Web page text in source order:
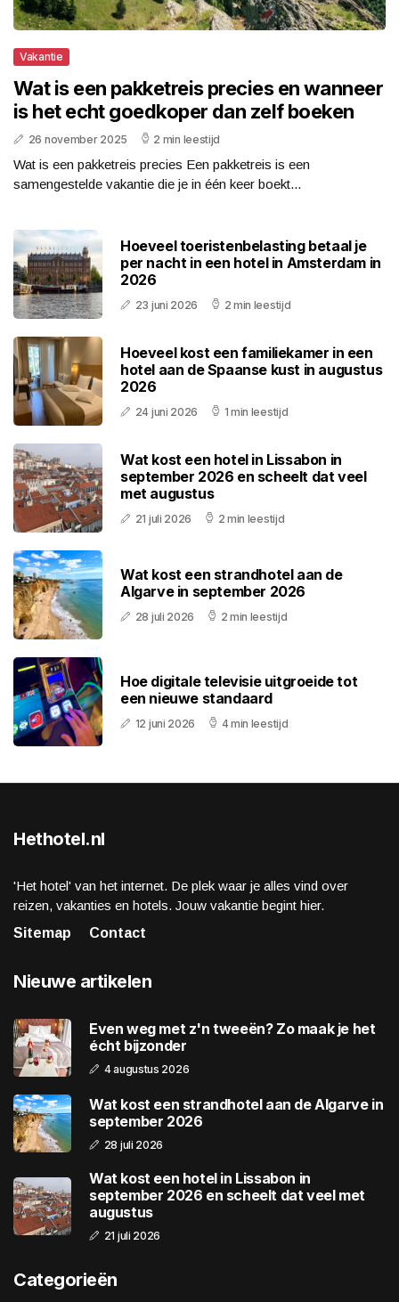
Vakantie
Wat is een pakketreis precies en wanneer
is het echt goedkoper dan zelf boeken
26 november 2025 2 min leestijd
Wat is een pakketreis precies Een pakketreis is een
samengestelde vakantie die je in één keer boekt...
Hoeveel toeristenbelasting betaal je
per nacht in een hotel in Amsterdam in
2026
23 juni 2026 2 min leestijd
Hoeveel kost een familiekamer in een
hotel aan de Spaanse kust in augustus
2026
24 juni 2026 1 min leestijd
Wat kost een hotel in Lissabon in
september 2026 en scheelt dat veel
met augustus
21 juli 2026 2 min leestijd
Wat kost een strandhotel aan de
Algarve in september 2026
28 juli 2026 2 min leestijd
Hoe digitale televisie uitgroeide tot
een nieuwe standaard
12 juni 2026 4 min leestijd
Hethotel.nl
'Het hotel' van het internet. De plek waar je alles vind over
reizen, vakanties en hotels. Jouw vakantie begint hier.
Sitemap
Contact
Nieuwe artikelen
Even weg met z'n tweeën? Zo maak je het
écht bijzonder
4 augustus 2026
Wat kost een strandhotel aan de Algarve in
september 2026
28 juli 2026
Wat kost een hotel in Lissabon in
september 2026 en scheelt dat veel met
augustus
21 juli 2026
Categorieën